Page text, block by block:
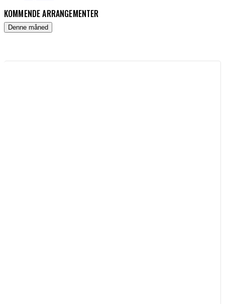
KOMMENDE ARRANGEMENTER
Denne måned